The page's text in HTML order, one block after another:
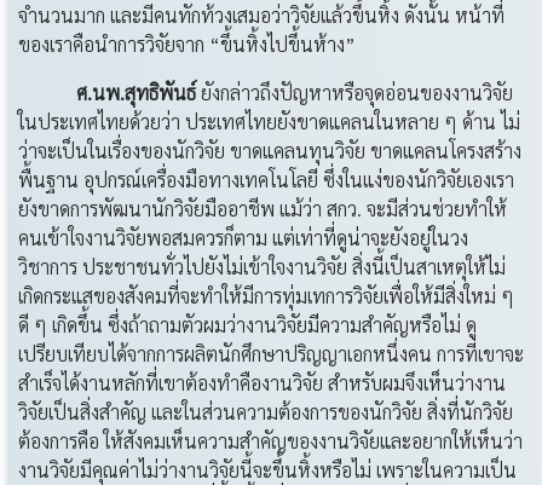
จำนวนมาก และมีคนทักท้วงเสมอว่าวิจัยแล้วขึ้นหิ้ง ดังนั้น หน้าที่
ของเราคือนำการวิจัยจาก “ขึ้นหิ้งไปขึ้นห้าง”
ศ.นพ.สุทธิพันธ์ยังกล่าวถึงปัญหาหรือจุดอ่อนของงานวิจัย
ในประเทศไทยด้วยว่า ประเทศไทยยังขาดแคลนในหลาย ๆ ด้าน ไม่
ว่าจะเป็นในเรื่องของนักวิจัย ขาดแคลนทุนวิจัย ขาดแคลนโครงสร้าง
พื้นฐาน อุปกรณ์เครื่องมือทางเทคโนโลยี ซึ่งในแง่ของนักวิจัยเองเรา
ยังขาดการพัฒนานักวิจัยมืออาชีพ แม้ว่า สกว. จะมีส่วนช่วยทำให้
คนเข้าใจงานวิจัยพอสมควรก็ตาม แต่เท่าที่ดูน่าจะยังอยู่ในวง
วิชาการ ประชาชนทั่วไปยังไม่เข้าใจงานวิจัย สิ่งนี้เป็นสาเหตุให้ไม่
เกิดกระแสของสังคมที่จะทำให้มีการทุ่มเทการวิจัยเพื่อให้มีสิ่งใหม่ ๆ
ดี ๆ เกิดขึ้น ซึ่งถ้าถามตัวผมว่างานวิจัยมีความสำคัญหรือไม่ ดู
เปรียบเทียบได้จากการผลิตนักศึกษาปริญญาเอกหนึ่งคน การที่เขาจะ
สำเร็จได้งานหลักที่เขาต้องทำคืองานวิจัย สำหรับผมจึงเห็นว่างาน
วิจัยเป็นสิ่งสำคัญ และในส่วนความต้องการของนักวิจัย สิ่งที่นักวิจัย
ต้องการคือ ให้สังคมเห็นความสำคัญของงานวิจัยและอยากให้เห็นว่า
งานวิจัยมีคุณค่าไม่ว่างานวิจัยนี้จะขึ้นหิ้งหรือไม่ เพราะในความเป็น